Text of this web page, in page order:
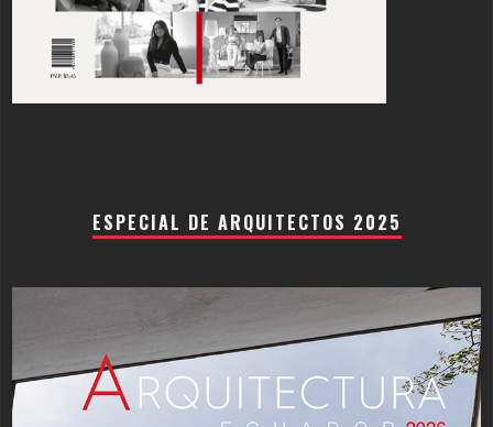
ESPECIAL DE ARQUITECTOS 2025